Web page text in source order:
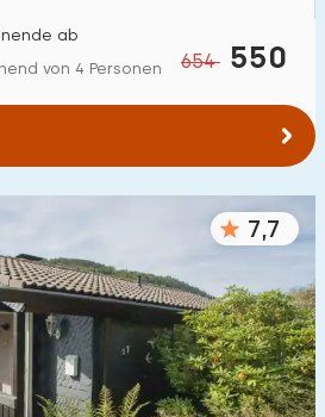
654 550
ab
von 4 Personen
7,7